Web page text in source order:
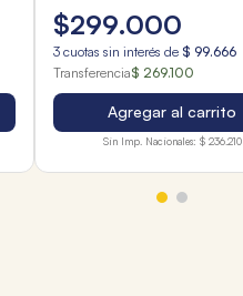
CORVETTE GRAND SPORT
$299.000
3 cuotas sin interés de $ 99.666
Transferencia$ 269.100
Agregar al carrito
Sin Imp. Nacionales: $ 236.210